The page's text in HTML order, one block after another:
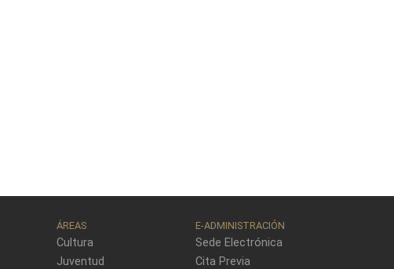
ÁREAS
Cultura
Juventud
E-ADMINISTRACIÓN
Sede Electrónica
Cita Previa